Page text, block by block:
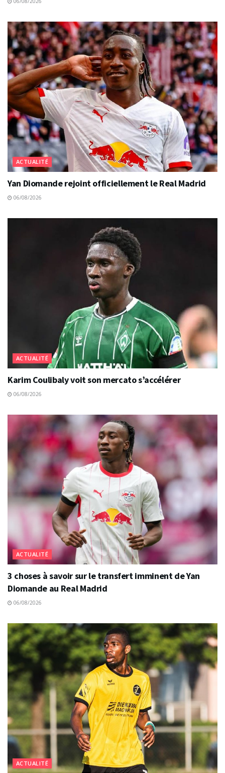
ACTUALITÉ
Yan Diomande rejoint officiellement le Real Madrid
06/08/2026
ACTUALITÉ
Karim Coulibaly voit son mercato s’accélérer
06/08/2026
ACTUALITÉ
3 choses à savoir sur le transfert imminent de Yan
Diomande au Real Madrid
06/08/2026
ACTUALITÉ